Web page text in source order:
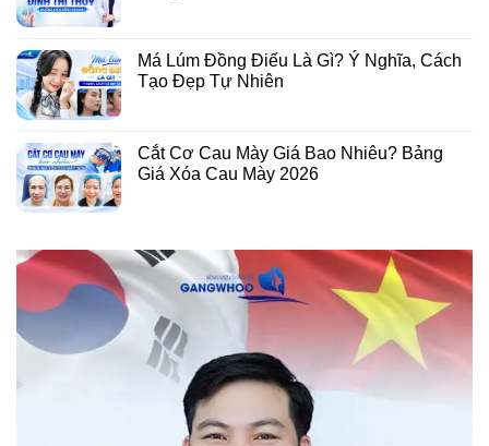
Má Lúm Đồng Điếu Là Gì? Ý Nghĩa, Cách
Tạo Đẹp Tự Nhiên
Cắt Cơ Cau Mày Giá Bao Nhiêu? Bảng
Giá Xóa Cau Mày 2026